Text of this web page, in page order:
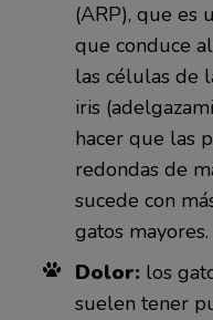
(ARP), que es
que conduce
las células de
iris
hacer que las
redondas de
sucede con
gatos mayores.
Dolor: los
suelen tener